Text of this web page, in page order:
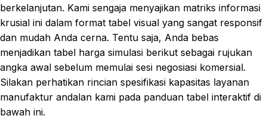
berkelanjutan. Kami sengaja menyajikan matriks informasi
krusial ini dalam format tabel visual yang sangat responsif
dan mudah Anda cerna. Tentu saja, Anda bebas
menjadikan tabel harga simulasi berikut sebagai rujukan
angka awal sebelum memulai sesi negosiasi komersial.
Silakan perhatikan rincian spesifikasi kapasitas layanan
manufaktur andalan kami pada panduan tabel interaktif di
bawah ini.